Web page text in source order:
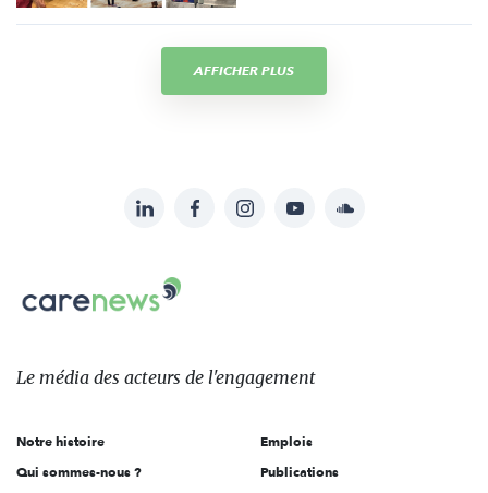
AFFICHER PLUS
sur:
LinkedInFacebookInstagramYouTubeSoundcloud
Carenews,
Le
des
l'engagement
Le média des acteurs de l'engagement
Notre histoire
Qui sommes-nous ?
Emplois
Publications